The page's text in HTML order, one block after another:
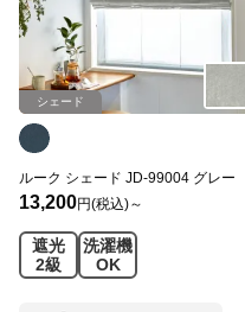
シェード
ルーク シェード JD-99004 グレー
13,200円(税込)～
遮光
2級
洗濯機
OK